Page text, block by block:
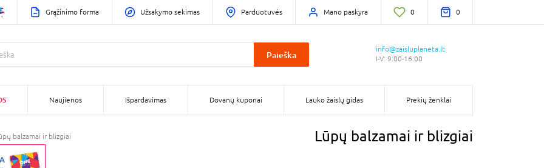
Grąžinimo forma Užsakymo sekimas Parduotuvės Mano paskyra 0 0
Paieška
info@zaisluplaneta.lt
I-V: 9:00-16:00
Naujienos Išpardavimas Dovanų kuponai Lauko žaislų gidas Prekių ženklai
balzamai ir blizgiai Lūpų balzamai ir blizgiai